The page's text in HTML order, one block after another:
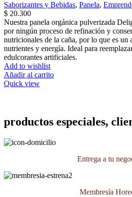
Saborizantes y Bebidas, Panela,
$ 20.300
Nuestra panela orgánica pulverizada
por ningún proceso de refinación y
nutricionales de la caña, por lo que es un
nutrientes y energía. Ideal para
edulcorantes artificiales.
Add to wishlist
Añadir al carrito
Quick view
productos especiales,
Entrega a tu
Membresía